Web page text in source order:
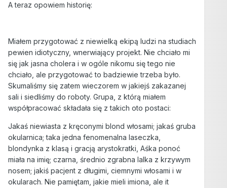
A teraz opowiem historię:
Miałem przygotować z niewielką ekipą ludzi na studiach
pewien idiotyczny, wnerwiający projekt. Nie chciało mi
się jak jasna cholera i w ogóle nikomu się tego nie
chciało, ale przygotować to badziewie trzeba było.
Skumaliśmy się zatem wieczorem w jakiejś zakazanej
sali i siedliśmy do roboty. Grupa, z którą miałem
współpracować składała się z takich oto postaci:
Jakaś niewiasta z kręconymi blond włosami; jakaś gruba
okularnica; taka jedna fenomenalna laseczka,
blondynka z klasą i gracją arystokratki, Aśka ponoć
miała na imię; czarna, średnio zgrabna lalka z krzywym
nosem; jakiś pacjent z długimi, ciemnymi włosami i w
okularach. Nie pamiętam, jakie mieli imiona, ale it